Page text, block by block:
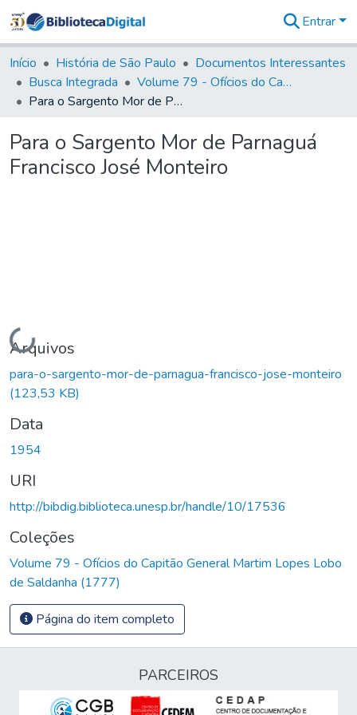
&
Coleções
Tudo na
Biblioteca
Estatísticas
Entrar
Início História de São Paulo
Documentos Interessantes
Busca Integrada
Volume 79 - Ofícios do Capitão General Martim Lopes Lobo de Saldanha (1777)
Para o Sargento Mor de Parnaguá Francisco José Monteiro
Para o Sargento Mor de Parnaguá
Francisco José Monteiro
Carregando...
Arquivos
para-o-sargento-mor-de-parnagua-francisco-jose-monteiro
(123,53 KB)
Data
1954
URI
http://bibdig.biblioteca.unesp.br/handle/10/17536
Coleções
Volume 79 - Ofícios do Capitão General Martim Lopes Lobo
de Saldanha (1777)
Página do item completo
PARCEIROS